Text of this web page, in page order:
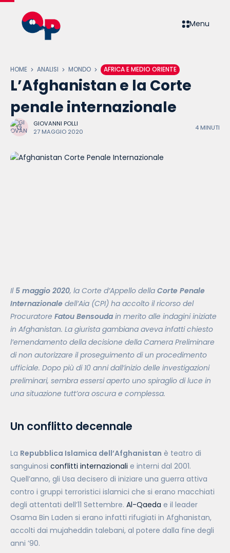
Menu
HOME ANALISI MONDO AFRICA E MEDIO ORIENTE
L’Afghanistan e la Corte
penale internazionale
GIOVANNI POLLI
27 MAGGIO 2020
4 MINUTI
Il 5 maggio 2020, la Corte d’Appello della Corte Penale
Internazionale dell’Aia (CPI) ha accolto il ricorso del
Procuratore Fatou Bensouda in merito alle indagini iniziate
in Afghanistan. La giurista gambiana aveva infatti chiesto
l’emendamento della decisione della Camera Preliminare
di non autorizzare il proseguimento di un procedimento
ufficiale. Dopo più di 10 anni dall’inizio delle investigazioni
preliminari, sembra essersi aperto uno spiraglio di luce in
una situazione tutt’ora oscura e complessa.
Un conflitto decennale
La Repubblica Islamica dell’Afghanistan è teatro di
sanguinosi conflitti internazionali e interni dal 2001.
Quell’anno, gli Usa decisero di iniziare una guerra attiva
contro i gruppi terroristici islamici che si erano macchiati
degli attentati dell’11 Settembre. Al-Qaeda e il leader
Osama Bin Laden si erano infatti rifugiati in Afghanistan,
accolti dai mujaheddin talebani, al potere dalla fine degli
anni ’90.